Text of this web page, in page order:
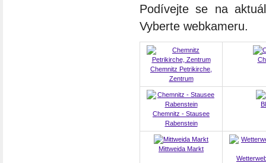
Podívejte se na
Vyberte webkameru.
Chemnitz Petrikirche,
Zentrum
Chemnitz - Stausee
Rabenstein
Mittweida Markt